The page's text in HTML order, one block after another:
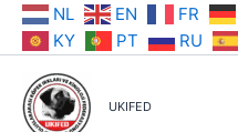
İçeriğe NL EN FR
KY
PT RU
UKIFED